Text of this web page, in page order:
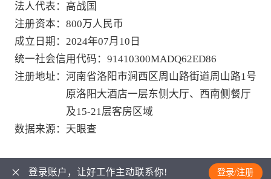
法人代表 ： 高战国
注册资本 ： 800万人民币
成立日期 ： 2024年07月10日
统一社会信用代码 ： 91410300MADQ62ED86
注册地址 ： 河南省洛阳市涧西区周山路街道周山路1号
原洛阳大酒店一层东侧大厅、西南侧餐厅
及15-21层客房区域
数据来源 ： 天眼查
登录账户，让好工作主动联系你! 登录/注册